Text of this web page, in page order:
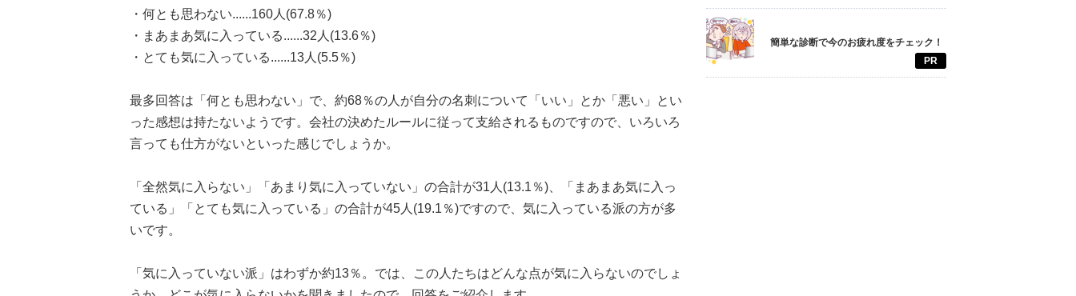
・何とも思わない......160人(67.8％)
・まあまあ気に入っている......32人(13.6％)
・とても気に入っている......13人(5.5％)
最多回答は「何とも思わない」で、約68％の人が自分の名刺について「いい」とか「悪い」とい
った感想は持たないようです。会社の決めたルールに従って支給されるものですので、いろいろ
言っても仕方がないといった感じでしょうか。
「全然気に入らない」「あまり気に入っていない」の合計が31人(13.1％)、「まあまあ気に入っ
ている」「とても気に入っている」の合計が45人(19.1％)ですので、気に入っている派の方が多
いです。
「気に入っていない派」はわずか約13％。では、この人たちはどんな点が気に入らないのでしょ
簡単な診断で今のお疲れ度をチェック！
PR